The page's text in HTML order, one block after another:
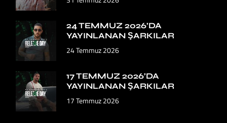
24 TEMMUZ 2026’DA
YAYINLANAN ŞARKILAR
24 Temmuz 2026
17 TEMMUZ 2026’DA
YAYINLANAN ŞARKILAR
17 Temmuz 2026